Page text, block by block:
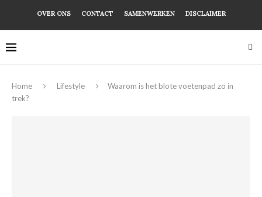
OVER ONS CONTACT SAMENWERKEN DISCLAIMER
Home Lifestyle
Waarom is het blote voetenpad zo in
trek?